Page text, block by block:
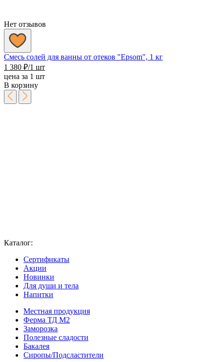
Нет отзывов
Смесь солей для ванны от отеков "Epsom", 1 кг
1 380 ₽/1 шт
цена за 1 шт
В корзину
Каталог:
Сертификаты
Акции
Новинки
Для души и тела
Напитки
Местная продукция
Ферма ТД М2
Заморозка
Полезные сладости
Бакалея
Сиропы/Подсластители